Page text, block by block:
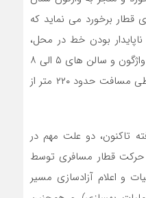
قطار برخورد می نماید که
بودن خط در محل،
سالن های دوم و سوم و چهارم واژگون و سالن های ۵ الی ۸
نیز از خط خارج و قطار پس از طی مسافت حدود ۲۲۰ متر از
تاکنون، دو علت مهم در
حرکت قطار مسافری توسط
و اعلام آزادسازی مسیر